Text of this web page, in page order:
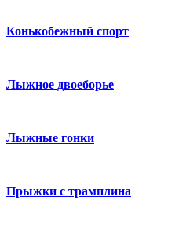
Конькобежный спорт
Лыжное двоеборье
Лыжные гонки
Прыжки с трамплина